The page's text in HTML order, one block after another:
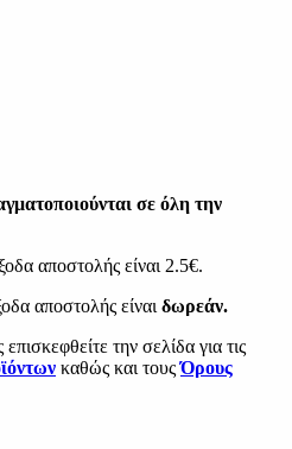
σε όλη την
αποστολής είναι 2.5€.
αποστολής είναι δωρεάν.
την σελίδα για τις
καθώς και τουςΌρους